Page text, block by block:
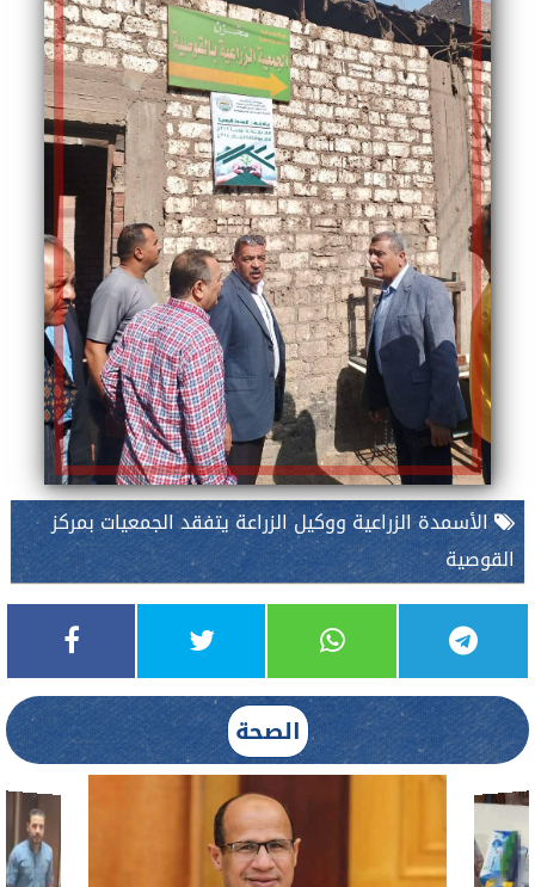
الأسمدة الزراعية ووكيل الزراعة يتفقد الجمعيات بمركز
القوصية
الصحة